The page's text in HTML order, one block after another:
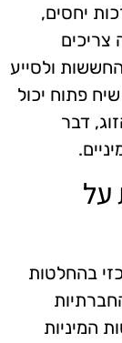
יחסים,
צריכים
ולסייע
פתוח יכול
דבר
על
בהחלטות
המיניות